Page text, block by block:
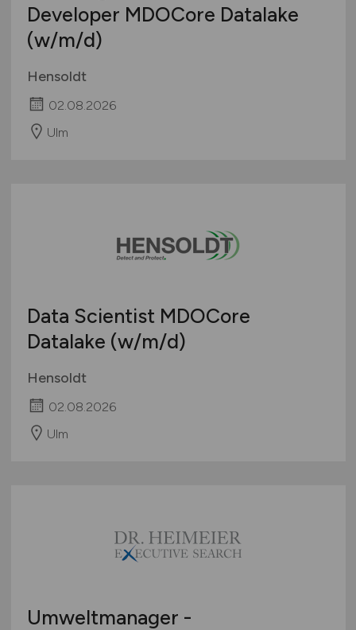
Developer MDOCore Datalake
(w/m/d)
Hensoldt
02.08.2026
Ulm
Data Scientist MDOCore
Datalake (w/m/d)
Hensoldt
02.08.2026
Ulm
Umweltmanager -